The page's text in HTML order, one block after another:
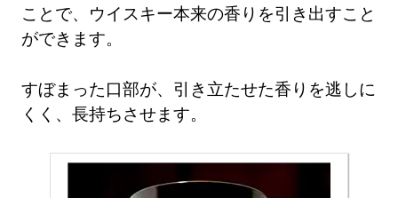
ことで、ウイスキー本来の香りを引き出すこと
ができます。
すぼまった口部が、引き立たせた香りを逃しに
くく、長持ちさせます。